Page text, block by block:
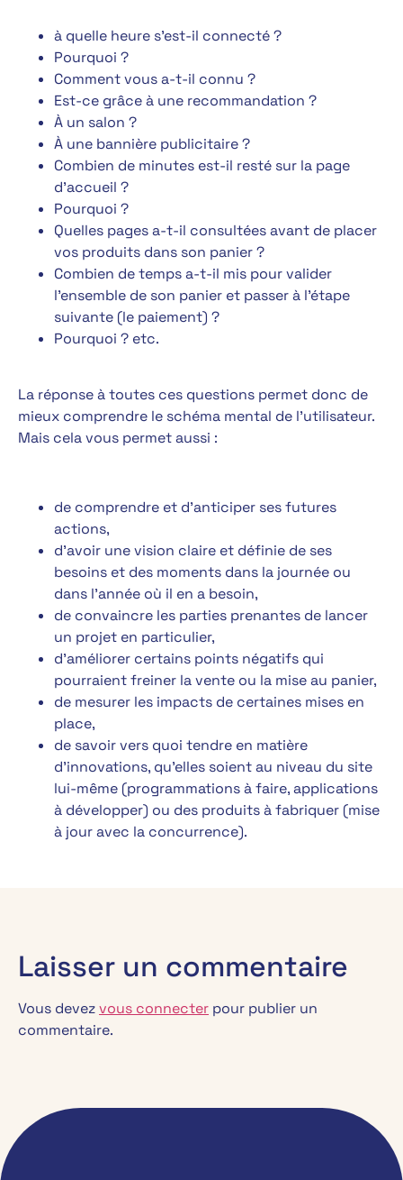
à quelle heure s’est-il connecté ?
Pourquoi ?
Comment vous a-t-il connu ?
Est-ce grâce à une recommandation ?
À un salon ?
À une bannière publicitaire ?
Combien de minutes est-il resté sur la page
d’accueil ?
Pourquoi ?
Quelles pages a-t-il consultées avant de placer
vos produits dans son panier ?
Combien de temps a-t-il mis pour valider
l’ensemble de son panier et passer à l’étape
suivante (le paiement) ?
Pourquoi ? etc.
La réponse à toutes ces questions permet donc de
mieux comprendre le schéma mental de l’utilisateur.
Mais cela vous permet aussi :
de comprendre et d’anticiper ses futures
actions,
d’avoir une vision claire et définie de ses
besoins et des moments dans la journée ou
dans l’année où il en a besoin,
de convaincre les parties prenantes de lancer
un projet en particulier,
d’améliorer certains points négatifs qui
pourraient freiner la vente ou la mise au panier,
de mesurer les impacts de certaines mises en
place,
de savoir vers quoi tendre en matière
d’innovations, qu’elles soient au niveau du site
lui-même (programmations à faire, applications
à développer) ou des produits à fabriquer (mise
à jour avec la concurrence).
Laisser un commentaire
Vous devezvous connecter pour publier un
commentaire.